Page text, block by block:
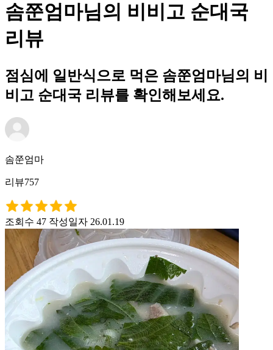
솜쭌엄마님의 비비고 순대국
리뷰
점심에 일반식으로 먹은 솜쭌엄마님의 비
비고 순대국 리뷰를 확인해보세요.
솜쭌엄마
리뷰757
조회수 47 작성일자 26.01.19